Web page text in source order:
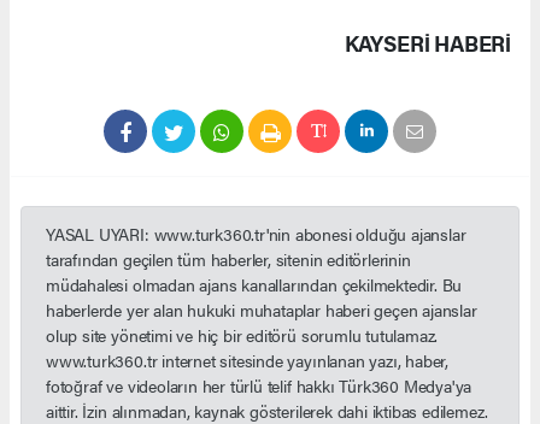
KAYSERI HABERİ
YASAL UYARI: www.turk360.tr'nin abonesi olduğu ajanslar
tarafından geçilen tüm haberler, sitenin editörlerinin
müdahalesi olmadan ajans kanallarından çekilmektedir. Bu
haberlerde yer alan hukuki muhataplar haberi geçen ajanslar
olup site yönetimi ve hiç bir editörü sorumlu tutulamaz.
www.turk360.tr internet sitesinde yayınlanan yazı, haber,
fotoğraf ve videoların her türlü telif hakkı Türk360 Medya'ya
aittir. İzin alınmadan, kaynak gösterilerek dahi iktibas edilemez.